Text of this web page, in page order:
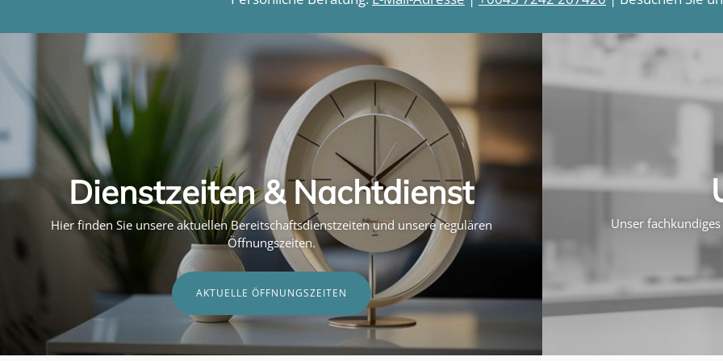
Dienstzeiten & Nachtdienst
Hier finden Sie unsere aktuellen Bereitschaftsdienstzeiten und unsere regulären
Öffnungszeiten.
AKTUELLE ÖFFNUNGSZEITEN
Unser